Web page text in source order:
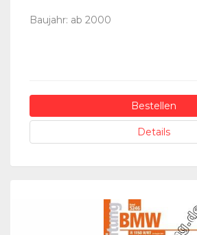
Baujahr: ab 2000
Bestellen
Details